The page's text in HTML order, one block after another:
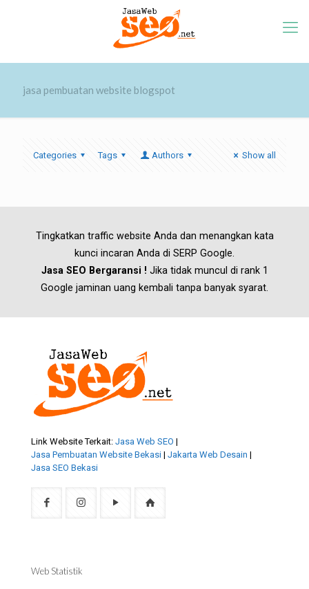
jasa pembuatan website blogspot
Categories Tags Authors Show all
Tingkatkan traffic website Anda dan menangkan kata
kunci incaran Anda di SERP Google.
Jasa SEO Bergaransi ! Jika tidak muncul di rank 1
Google jaminan uang kembali tanpa banyak syarat.
Link Website Terkait: Jasa Web SEO |
Jasa Pembuatan Website Bekasi | Jakarta Web Desain |
Jasa SEO Bekasi
Web Statistik